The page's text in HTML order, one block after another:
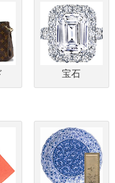
宝石